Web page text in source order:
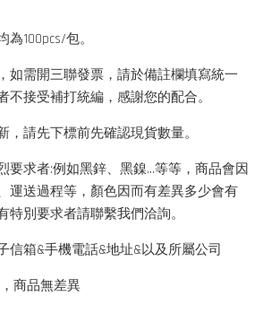
100pcs/包。
如需開三聯發票，請於備註欄填寫統一
不接受補打統編，感謝您的配合。
請先下標前先確認現貨數量。
求者:例如黑鋅、黑鎳...等等，商品會因
運送過程等，顏色因而有差異多少會有
特別要求者請聯繫我們洽詢。
箱&手機電話&地址&以及所屬公司
商品無差異